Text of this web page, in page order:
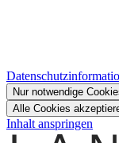
Nur notwendige
Alle Cookies
Inhalt anspringen